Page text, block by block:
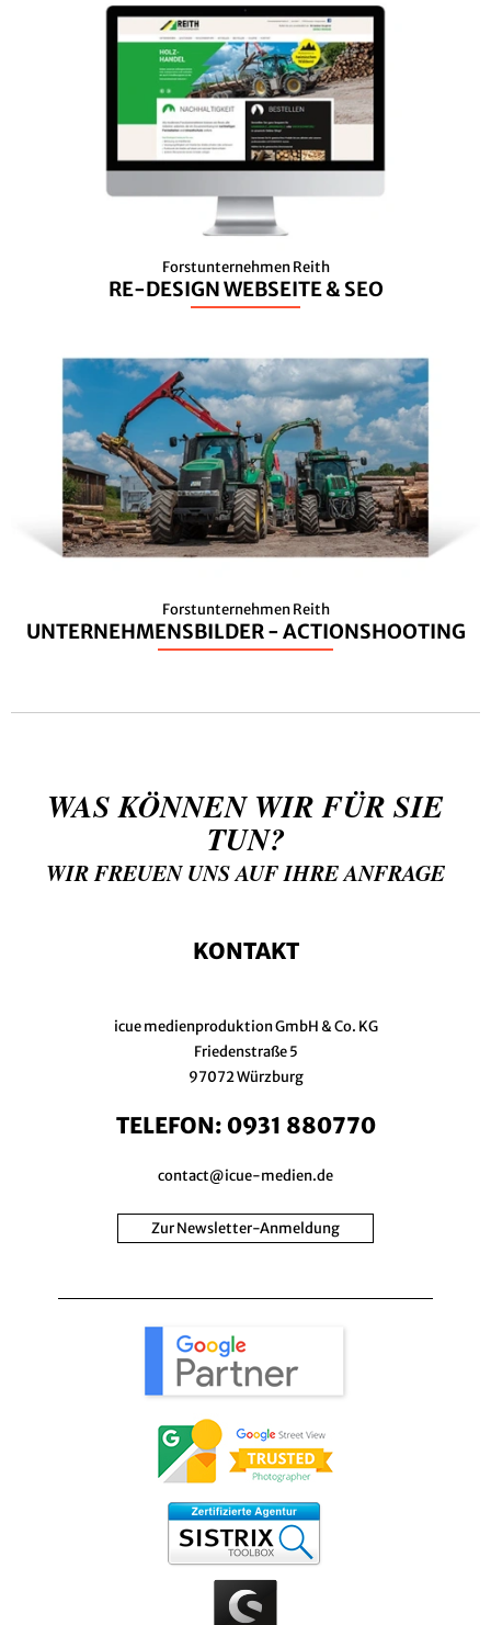
Forstunternehmen Reith
RE-DESIGN WEBSEITE & SEO
Forstunternehmen Reith
UNTERNEHMENSBILDER - ACTIONSHOOTING
WAS KÖNNEN WIR FÜR SIE
TUN?
WIR FREUEN UNS AUF IHRE ANFRAGE
KONTAKT
icue medienproduktion GmbH & Co. KG
Friedenstraße 5
97072 Würzburg
TELEFON: 0931 880770
contact@icue-medien.de
Zur Newsletter-Anmeldung